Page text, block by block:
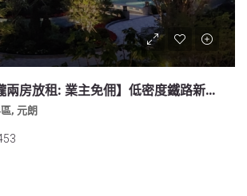
【錦上路站柏瓏兩房放租: 業主免佣】低密度鐵路新屋苑
, 元朗